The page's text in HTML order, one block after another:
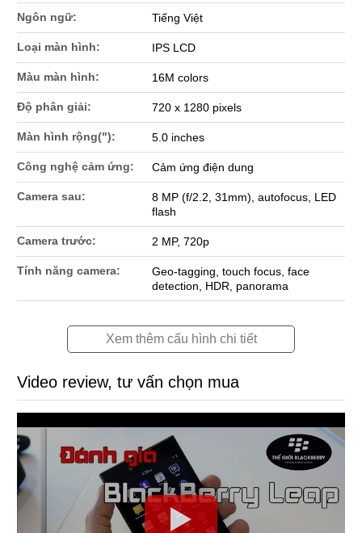
Ngôn ngữ: Tiếng Việt
Loại màn hình: IPS LCD
Màu màn hình: 16M colors
Độ phân giải: 720 x 1280 pixels
Màn hình rộng("): 5.0 inches
Công nghệ cảm ứng: Cảm ứng điện dung
Camera sau:
8 MP (f/2.2, 31mm), autofocus, LED
flash
Camera trước: 2 MP, 720p
Tính năng camera:
Geo-tagging, touch focus, face
detection, HDR, panorama
Xem thêm cấu hình chi tiết
Video review, tư vấn chọn mua